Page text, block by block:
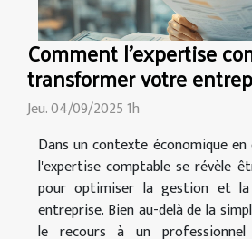
Comment l'expertise
transformer votre
Jeu. 04/09/2025 1h
Dans un contexte économique
l'expertise comptable se révèle
pour optimiser la gestion et la
entreprise. Bien au-delà de la
le recours à un